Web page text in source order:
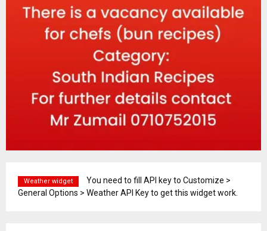
Weather widget
You need to fill API key to Customize >
General Options > Weather API Key to get this widget work.